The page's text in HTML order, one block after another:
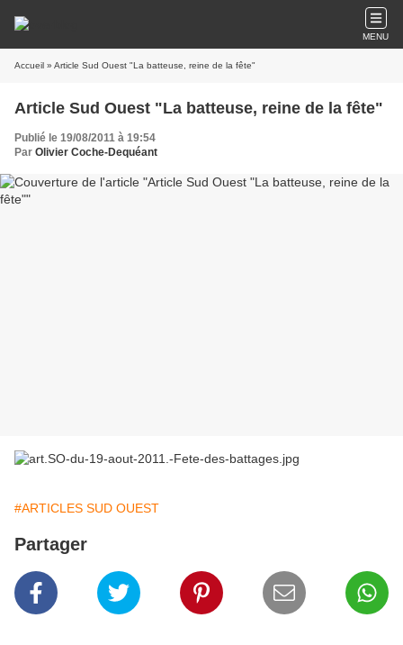
MENU
Accueil » Article Sud Ouest "La batteuse, reine de la fête"
Article Sud Ouest "La batteuse, reine de la fête"
Publié le 19/08/2011 à 19:54
Par Olivier Coche-Dequéant
#ARTICLES SUD OUEST
Partager